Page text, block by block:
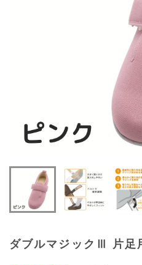
ダブルマジックⅢ 片足